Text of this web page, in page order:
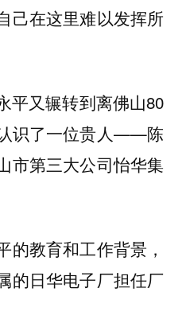
己在这里难以发挥所
平又辗转到离佛山80
识了一位贵人——陈
市第三大公司怡华集
的教育和工作背景，
的日华电子厂担任厂